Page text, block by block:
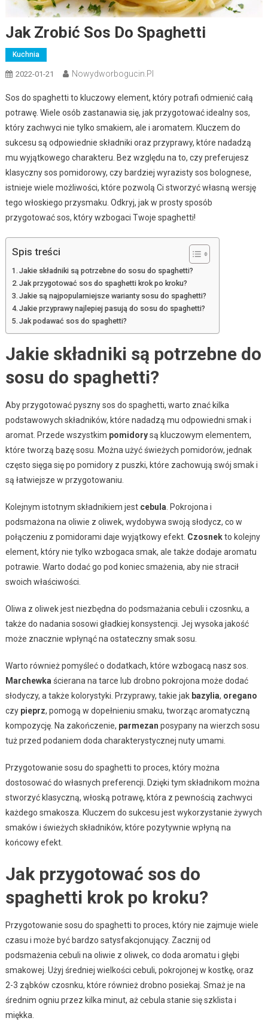
Jak Zrobić Sos Do Spaghetti
Kuchnia
2022-01-21 Nowydworbogucin.pl
Sos do spaghetti to kluczowy element, który potrafi odmienić całą
potrawę. Wiele osób zastanawia się, jak przygotować idealny sos,
który zachwyci nie tylko smakiem, ale i aromatem. Kluczem do
sukcesu są odpowiednie składniki oraz przyprawy, które nadadzą
mu wyjątkowego charakteru. Bez względu na to, czy preferujesz
klasyczny sos pomidorowy, czy bardziej wyrazisty sos bolognese,
istnieje wiele możliwości, które pozwolą Ci stworzyć własną wersję
tego włoskiego przysmaku. Odkryj, jak w prosty sposób
przygotować sos, który wzbogaci Twoje spaghetti!
Spis treści
Jakie składniki są potrzebne do sosu do spaghetti?
Jak przygotować sos do spaghetti krok po kroku?
Jakie są najpopularniejsze warianty sosu do spaghetti?
Jakie przyprawy najlepiej pasują do sosu do spaghetti?
Jak podawać sos do spaghetti?
Jakie składniki są potrzebne do
sosu do spaghetti?
Aby przygotować pyszny sos do spaghetti, warto znać kilka
podstawowych składników, które nadadzą mu odpowiedni smak i
aromat. Przede wszystkim pomidorysą kluczowym elementem,
które tworzą bazę sosu. Można użyć świeżych pomidorów, jednak
często sięga się po pomidory z puszki, które zachowują swój smak i
są łatwiejsze w przygotowaniu.
Kolejnym istotnym składnikiem jest cebula . Pokrojona i
podsmażona na oliwie z oliwek, wydobywa swoją słodycz, co w
połączeniu z pomidorami daje wyjątkowy efekt. Czosnekto kolejny
element, który nie tylko wzbogaca smak, ale także dodaje aromatu
potrawie. Warto dodać go pod koniec smażenia, aby nie stracił
swoich właściwości.
Oliwa z oliwek jest niezbędna do podsmażania cebuli i czosnku, a
także do nadania sosowi gładkiej konsystencji. Jej wysoka jakość
może znacznie wpłynąć na ostateczny smak sosu.
Warto również pomyśleć o dodatkach, które wzbogacą nasz sos.
Marchewka ścierana na tarce lub drobno pokrojona może dodać
słodyczy, a także kolorystyki. Przyprawy, takie jak bazylia, oregano
czy pieprz, pomogą w dopełnieniu smaku, tworząc aromatyczną
kompozycję. Na zakończenie, parmezan posypany na wierzch sosu
tuż przed podaniem doda charakterystycznej nuty umami.
Przygotowanie sosu do spaghetti to proces, który można
dostosować do własnych preferencji. Dzięki tym składnikom można
stworzyć klasyczną, włoską potrawę, która z pewnością zachwyci
każdego smakosza. Kluczem do sukcesu jest wykorzystanie żywych
smaków i świeżych składników, które pozytywnie wpłyną na
końcowy efekt.
Jak przygotować sos do
spaghetti krok po kroku?
Przygotowanie sosu do spaghetti to proces, który nie zajmuje wiele
czasu i może być bardzo satysfakcjonujący. Zacznij od
podsmażenia cebuli na oliwie z oliwek, co doda aromatu i głębi
smakowej. Użyj średniej wielkości cebuli, pokrojonej w kostkę, oraz
2-3 ząbków czosnku, które również drobno posiekaj. Smaż je na
średnim ogniu przez kilka minut, aż cebula stanie się szklista i
miękka.